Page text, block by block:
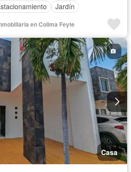
Jardín
en Colima Feyte
Casa